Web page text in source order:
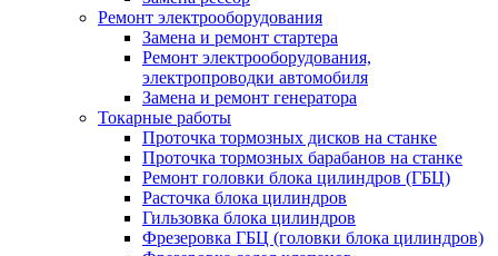
Ремонт электрооборудования
Замена и ремонт стартера
Ремонт электрооборудования,
электропроводки автомобиля
Замена и ремонт генератора
Токарные работы
Проточка тормозных дисков на станке
Проточка тормозных барабанов на станке
Ремонт головки блока цилиндров (ГБЦ)
Расточка блока цилиндров
Гильзовка блока цилиндров
Фрезеровка ГБЦ (головки блока цилиндров)